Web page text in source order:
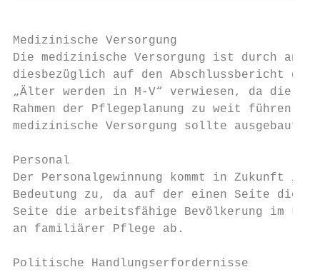
Medizinische Versorgung
Die medizinische Versorgung ist durch
diesbezüglich auf den Abschlussbericht der
„Älter werden in M-V“ verwiesen, da die
Rahmen der Pflegeplanung zu weit führen
medizinische Versorgung sollte ausgebaut
Personal
Der Personalgewinnung kommt in Zukunft
Bedeutung zu, da auf der einen Seite die
Seite die arbeitsfähige Bevölkerung im
an familiärer Pflege ab.
Politische Handlungserfordernisse